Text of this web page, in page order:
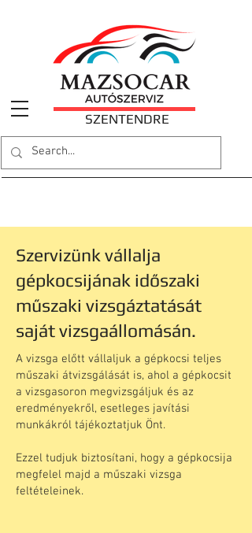
SZENTENDRE
Szervizünk vállalja
gépkocsijának időszaki
műszaki vizsgáztatását
saját vizsgaállomásán.
A vizsga előtt vállaljuk a gépkocsi teljes
műszaki átvizsgálását is, ahol a gépkocsit
a vizsgasoron megvizsgáljuk és az
eredményekről, esetleges javítási
munkákról tájékoztatjuk Önt.
Ezzel tudjuk biztosítani, hogy a gépkocsija
megfelel majd a műszaki vizsga
feltételeinek.